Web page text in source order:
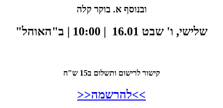
ובנוסף א. בוקר קלה
ו' שבט 16.01 | 10:00 | ב"האוהל"
קישור לרישום ותשלום ב15 ש"ח
>>להרשמה<<